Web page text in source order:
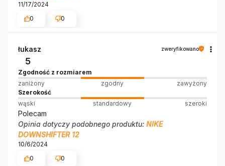
11/17/2024
0
0
łukasz zweryfikowano
5
Zgodność z rozmiarem
zaniżony
zgodny
zawyżony
Szerokość
wąski
standardowy szeroki
Polecam
Opinia dotyczy podobnego produktu: NIKE
DOWNSHIFTER 12
10/6/2024
0
0